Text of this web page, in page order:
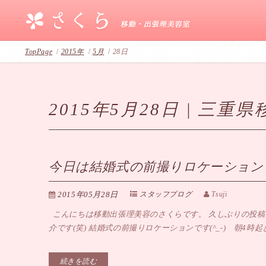
TopPage / 2015年/5月 / 28日
2015年5月28日 | 三重県
今日は結婚式の前撮りロケーション
2015年05月28日 スタッフブログ Tsuji
こんにちは移動出張理美容のさくらです。 久しぶりの投
介です(笑) 結婚式の前撮りロケーションです(^_-) 朝4時起
続きを読む